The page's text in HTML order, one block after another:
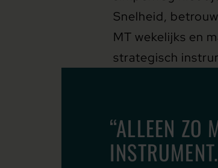
Snelheid,
MT wekelijks en
strategisch
“ALLEEN ZO